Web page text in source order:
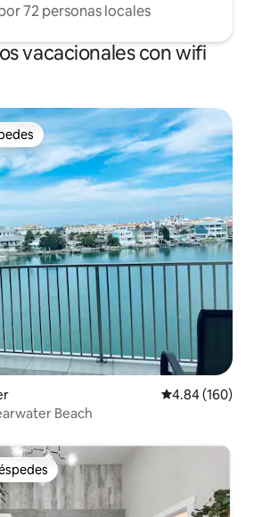
72 personas locales
vacacionales con wifi
Calificación
4.84 (160)
Beach
preferido